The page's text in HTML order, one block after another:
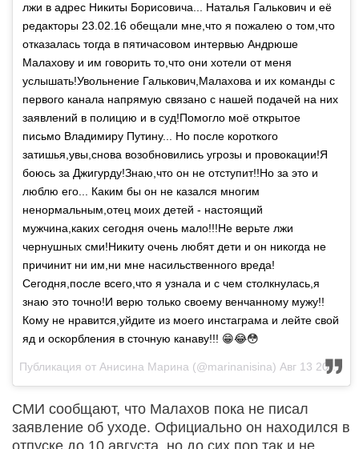
лжи в адрес Никиты Борисовича... Наталья Галькович и её
редакторы 23.02.16 обещали мне,что я пожалею о том,что
отказалась тогда в пятичасовом интервью Андрюше
Малахову и им говорить то,что они хотели от меня
услышать!Увольнение Галькович,Малахова и их команды с
первого канала напрямую связано с нашей подачей на них
заявлений в полицию и в суд!Помогло моё открытое
письмо Владимиру Путину... Но после короткого
затишья,увы,снова возобновились угрозы и провокации!Я
боюсь за Джигурду!Знаю,что он не отступит!!Но за это и
люблю его... Каким бы он не казался многим
ненормальным,отец моих детей - настоящий
мужчина,каких сегодня очень мало!!!Не верьте лжи
чернушных сми!Никиту очень любят дети и он никогда не
причинит ни им,ни мне насильственного вреда!
Сегодня,после всего,что я узнала и с чем столкнулась,я
знаю это точно!И верю только своему венчанному мужу!!
Кому не нравится,уйдите из моего инстаграма и лейте свой
яд и оскорбления в сточную канаву!!! 😁😂😳
Публикация от Анисина Марина (@marinanisina) Авг 13 2017 в 3:32 PDT
СМИ сообщают, что Малахов пока не писал
заявление об уходе. Официально он находился в